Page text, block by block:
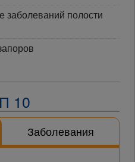
заболеваний полости
10
Заболевания